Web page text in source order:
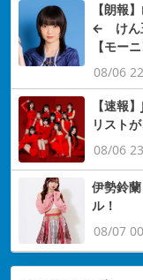
【朗報
← けん
【モー
08/06
【速報
リスト
08/06
伊勢鈴
ル！
08/07